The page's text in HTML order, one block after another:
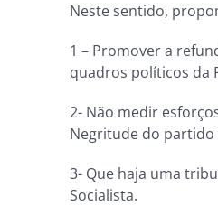
Neste sentido,
1 – Promover a
quadros políticos da
2- Não medir
Negritude do
3- Que haja uma
Socialista.